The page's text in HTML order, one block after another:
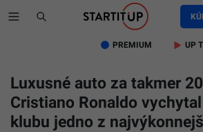
PREMIUM UP
Luxusné auto za takmer
Cristiano Ronaldo
klubu jedno z